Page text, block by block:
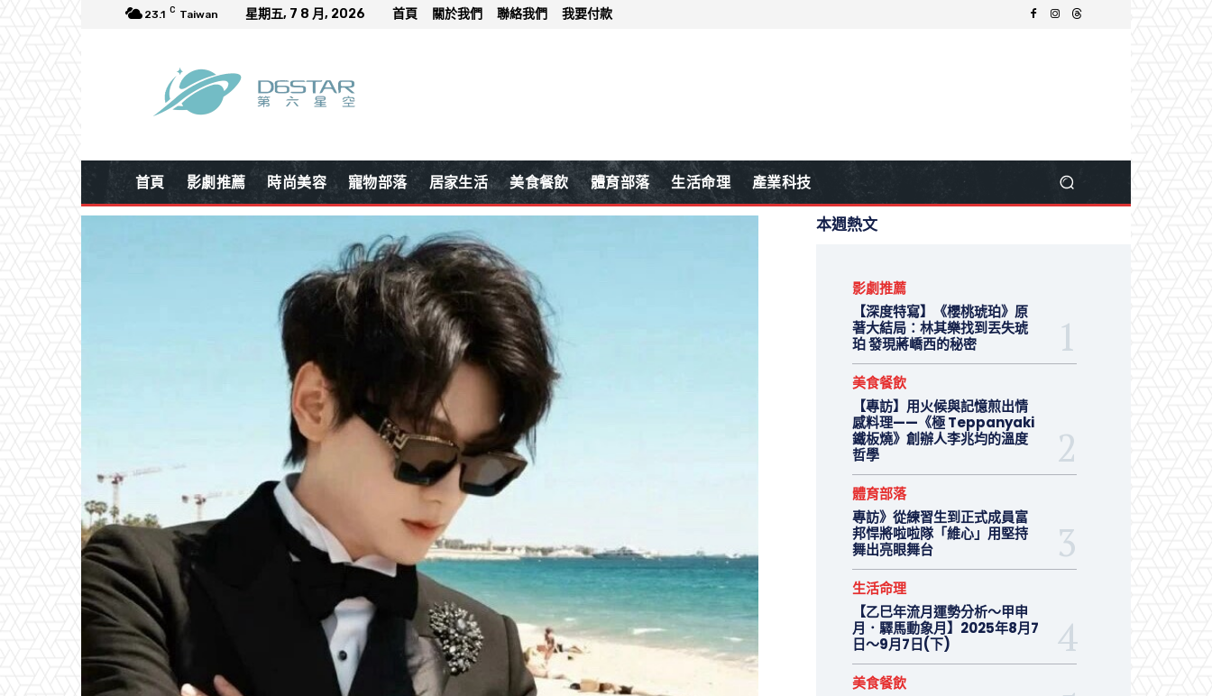
23.1 C Taiwan 星期五, 7 8 月, 2026 首頁 關於我們 聯絡我們 我要付款
首頁 影劇推薦 時尚美容 寵物部落 居家生活 美食餐飲 體育部落 生活命理 產業科技
本週熱文
影劇推薦
【深度特寫】《櫻桃琥珀》原
著大結局：林其樂找到丟失琥
珀 發現蔣嶠西的秘密
美食餐飲
【專訪】用火候與記憶煎出情
感料理——《極 Teppanyaki
鐵板燒》創辦人李兆均的溫度
哲學
體育部落
專訪》從練習生到正式成員富
邦悍將啦啦隊「維心」用堅持
舞出亮眼舞台
生活命理
【乙巳年流月運勢分析～甲申
月．驛馬動象月】2025年8月7
日～9月7日(下)
美食餐飲